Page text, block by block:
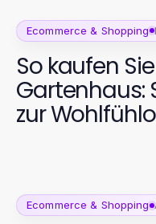
Ecommerce & Shopping
So kaufen
Gartenhaus:
zur
Ecommerce & Shopping